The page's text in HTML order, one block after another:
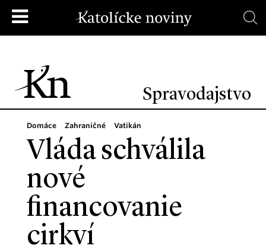
Spravodajstvo
Domáce Zahraničné Vatikán
Vláda schválila
nové
financovanie
cirkví